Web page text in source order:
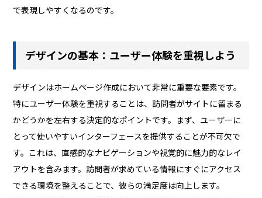
で表現しやすくなるのです。
デザインの基本：ユーザー体験を重視しよう
デザインはホームページ作成において非常に重要な要素です。
特にユーザー体験を重視することは、訪問者がサイトに留まる
かどうかを左右する決定的なポイントです。まず、ユーザーに
とって使いやすいインターフェースを提供することが不可欠で
す。これは、直感的なナビゲーションや視覚的に魅力的なレイ
アウトを含みます。訪問者が求めている情報にすぐにアクセス
できる環境を整えることで、彼らの満足度は向上します。